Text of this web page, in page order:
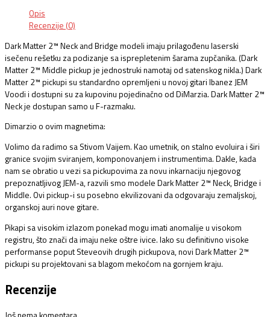
Opis
Recenzije (0)
Dark Matter 2™ Neck and Bridge modeli imaju prilagođenu laserski
isečenu rešetku za podizanje sa isprepletenim šarama zupčanika. (Dark
Matter 2™ Middle pickup je jednostruki namotaj od satenskog nikla.) Dark
Matter 2™ pickupi su standardno opremljeni u novoj gitari Ibanez JEM
Voodi i dostupni su za kupovinu pojedinačno od DiMarzia. Dark Matter 2™
Neck je dostupan samo u F-razmaku.
Dimarzio o ovim magnetima:
Volimo da radimo sa Stivom Vaijem. Kao umetnik, on stalno evoluira i širi
granice svojim sviranjem, komponovanjem i instrumentima. Dakle, kada
nam se obratio u vezi sa pickupovima za novu inkarnaciju njegovog
prepoznatljivog JEM-a, razvili smo modele Dark Matter 2™ Neck, Bridge i
Middle. Ovi pickup-i su posebno ekvilizovani da odgovaraju zemaljskoj,
organskoj auri nove gitare.
Pikapi sa visokim izlazom ponekad mogu imati anomalije u visokom
registru, što znači da imaju neke oštre ivice. Iako su definitivno visoke
performanse poput Steveovih drugih pickupova, novi Dark Matter 2™
pickupi su projektovani sa blagom mekoćom na gornjem kraju.
Recenzije